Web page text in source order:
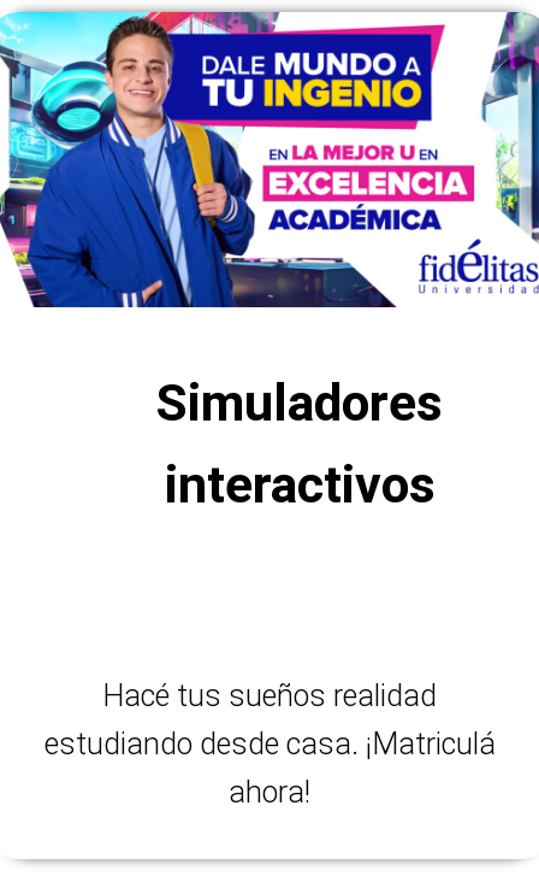
Simuladores
interactivos
Hacé tus sueños realidad
estudiando desde casa. ¡Matriculá
ahora!